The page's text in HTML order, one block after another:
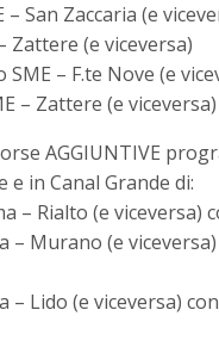
San Zaccaria (e
Zattere (e viceversa)
– F.te Nove (e
– Zattere (e viceversa)
AGGIUNTIVE
in Canal Grande di:
– Rialto (e viceversa)
– Murano (e
– Lido (e viceversa)